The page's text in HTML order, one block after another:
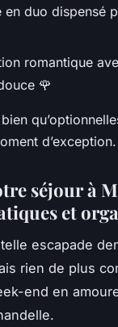
en duo dispensé
romantique
🌹
d’exception.
séjour à
et
escapade
rien de plus
end en